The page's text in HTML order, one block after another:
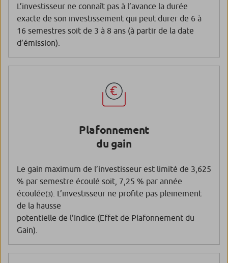
L’investisseur ne connaît pas à l’avance la durée
exacte de son investissement qui peut durer de 6 à
16 semestres soit de 3 à 8 ans (à partir de la date
d’émission).
Plafonnement
du gain
Le gain maximum de l’investisseur est limité de 3,625
% par semestre écoulé soit, 7,25 % par année
écoulée(3) . L’investisseur ne profite pas pleinement
de la hausse
potentielle de l’Indice (Effet de Plafonnement du
Gain).